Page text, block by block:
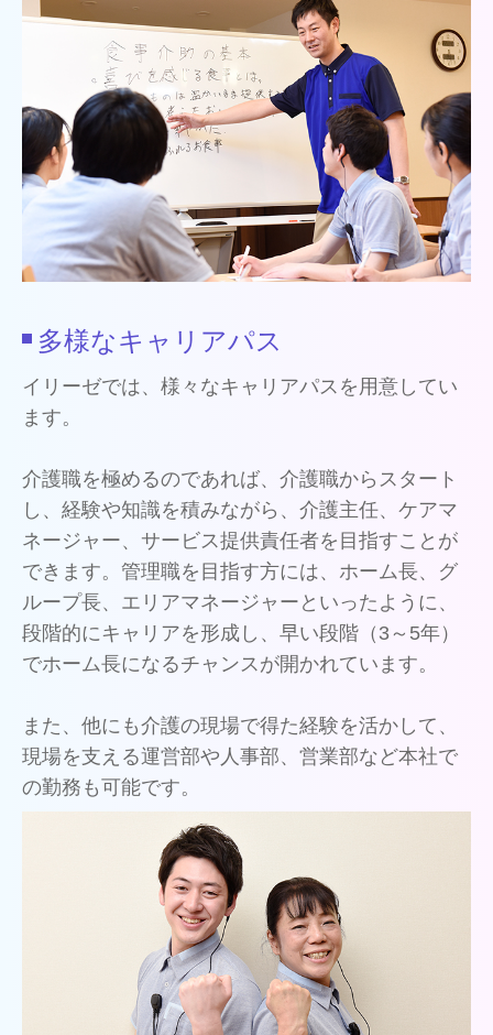
多様なキャリアパス
イリーゼでは、様々なキャリアパスを用意してい
ます。
介護職を極めるのであれば、介護職からスタート
し、経験や知識を積みながら、介護主任、ケアマ
ネージャー、サービス提供責任者を目指すことが
できます。管理職を目指す方には、ホーム長、グ
ループ長、エリアマネージャーといったように、
段階的にキャリアを形成し、早い段階（3～5年）
でホーム長になるチャンスが開かれています。
また、他にも介護の現場で得た経験を活かして、
現場を支える運営部や人事部、営業部など本社で
の勤務も可能です。